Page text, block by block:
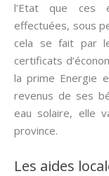
l’Etat que ces
effectuées, sous
cela se fait par
certificats
la prime Energie
revenus de ses
eau solaire, elle
province.
Les aides